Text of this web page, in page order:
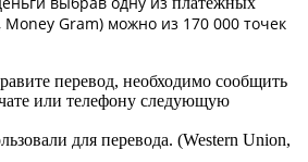
Gram) можно из 170 000 точек
перевод, необходимо сообщить
или телефону следующую
для перевода. (Western Union,